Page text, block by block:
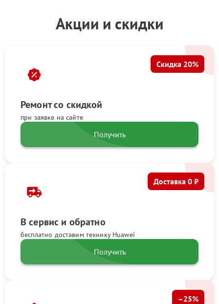
Акции и скидки
Ремонт со скидкой
при заявке на сайте
Скидка 20%
Получить
В сервис и обратно
бесплатно доставим технику Huawei
Доставка 0 ₽
Получить
–25%